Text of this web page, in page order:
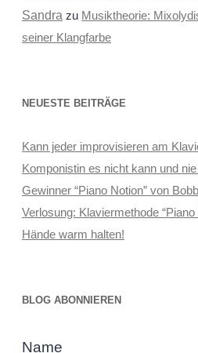
Sandra zu Musiktheorie:
seiner Klangfarbe
NEUESTE BEITRÄGE
Kann jeder improvisieren am
Komponistin es nicht kann und
Gewinner “Piano Notion” von
Verlosung: Klaviermethode
Hände warm halten!
BLOG ABONNIEREN
Name